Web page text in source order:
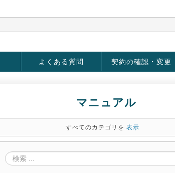
よくある質問 契約の確認・変更
マニュアル
すべてのカテゴリを 表示